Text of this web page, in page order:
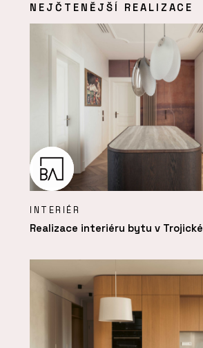
NEJČTENĚJŠÍ REALIZACE
INTERIÉR
Realizace interiéru bytu v Trojické